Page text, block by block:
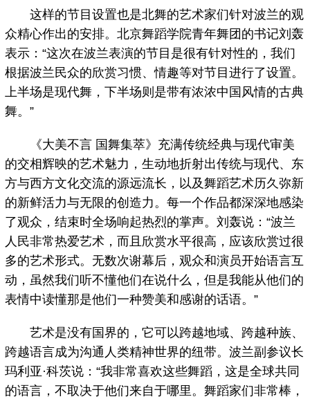
这样的节目设置也是北舞的艺术家们针对波兰的观
众精心作出的安排。北京舞蹈学院青年舞团的书记刘轰
表示：“这次在波兰表演的节目是很有针对性的，我们
根据波兰民众的欣赏习惯、情趣等对节目进行了设置。
上半场是现代舞，下半场则是带有浓浓中国风情的古典
舞。”
《大美不言 国舞集萃》充满传统经典与现代审美
的交相辉映的艺术魅力，生动地折射出传统与现代、东
方与西方文化交流的源远流长，以及舞蹈艺术历久弥新
的新鲜活力与无限的创造力。每一个作品都深深地感染
了观众，结束时全场响起热烈的掌声。刘轰说：“波兰
人民非常热爱艺术，而且欣赏水平很高，应该欣赏过很
多的艺术形式。无数次谢幕后，观众和演员开始语言互
动，虽然我们听不懂他们在说什么，但是我能从他们的
表情中读懂那是他们一种赞美和感谢的话语。”
艺术是没有国界的，它可以跨越地域、跨越种族、
跨越语言成为沟通人类精神世界的纽带。波兰副参议长
玛利亚·科茨说：“我非常喜欢这些舞蹈，这是全球共同
的语言，不取决于他们来自于哪里。舞蹈家们非常棒，